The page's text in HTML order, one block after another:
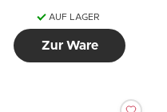
AUF LAGER
Zur Ware